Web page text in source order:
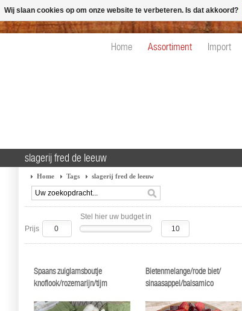
Home Assortiment Import
slagerij fred de leeuw
Home Tags slagerij fred de leeuw
Stel hier uw budget in
Prijs
Spaans zuiglamsboutje
knoflook/rozemarijn/tijm
Bietenmelange/rode biet/
sinaasappel/balsamico
Wij slaan cookies op om onze website te verbeteren. Is dat akkoord?